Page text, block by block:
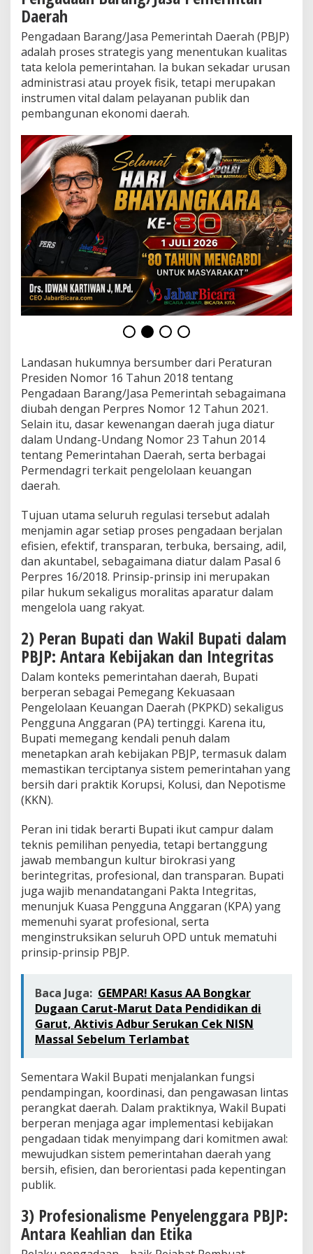
F
d
a
s
i
H
u
k
m
,
P
r
o
f
e
i
o
n
a
l
i
s
d
a
n
P
e
n
c
e
g
n
K
K
N
Daerah
Pengadaan Barang/Jasa Pemerintah Daerah (PBJP)
adalah proses strategis yang menentukan kualitas
tata kelola pemerintahan. Ia bukan sekadar urusan
administrasi atau proyek fisik, tetapi merupakan
instrumen vital dalam pelayanan publik dan
pembangunan ekonomi daerah.
Landasan hukumnya bersumber dari Peraturan
Presiden Nomor 16 Tahun 2018 tentang
Pengadaan Barang/Jasa Pemerintah sebagaimana
diubah dengan Perpres Nomor 12 Tahun 2021.
Selain itu, dasar kewenangan daerah juga diatur
dalam Undang-Undang Nomor 23 Tahun 2014
tentang Pemerintahan Daerah, serta berbagai
Permendagri terkait pengelolaan keuangan
daerah.
Tujuan utama seluruh regulasi tersebut adalah
menjamin agar setiap proses pengadaan berjalan
efisien, efektif, transparan, terbuka, bersaing, adil,
dan akuntabel, sebagaimana diatur dalam Pasal 6
Perpres 16/2018. Prinsip-prinsip ini merupakan
pilar hukum sekaligus moralitas aparatur dalam
mengelola uang rakyat.
2) Peran Bupati dan Wakil Bupati dalam
PBJP: Antara Kebijakan dan Integritas
Dalam konteks pemerintahan daerah, Bupati
berperan sebagai Pemegang Kekuasaan
Pengelolaan Keuangan Daerah (PKPKD) sekaligus
Pengguna Anggaran (PA) tertinggi. Karena itu,
Bupati memegang kendali penuh dalam
menetapkan arah kebijakan PBJP, termasuk dalam
memastikan terciptanya sistem pemerintahan yang
bersih dari praktik Korupsi, Kolusi, dan Nepotisme
(KKN).
Peran ini tidak berarti Bupati ikut campur dalam
teknis pemilihan penyedia, tetapi bertanggung
jawab membangun kultur birokrasi yang
berintegritas, profesional, dan transparan. Bupati
juga wajib menandatangani Pakta Integritas,
menunjuk Kuasa Pengguna Anggaran (KPA) yang
memenuhi syarat profesional, serta
menginstruksikan seluruh OPD untuk mematuhi
prinsip-prinsip PBJP.
Baca Juga: GEMPAR! Kasus AA Bongkar
Dugaan Carut-Marut Data Pendidikan di
Garut, Aktivis Adbur Serukan Cek NISN
Massal Sebelum Terlambat
Sementara Wakil Bupati menjalankan fungsi
pendampingan, koordinasi, dan pengawasan lintas
perangkat daerah. Dalam praktiknya, Wakil Bupati
berperan menjaga agar implementasi kebijakan
pengadaan tidak menyimpang dari komitmen awal:
mewujudkan sistem pemerintahan daerah yang
bersih, efisien, dan berorientasi pada kepentingan
publik.
3) Profesionalisme Penyelenggara PBJP:
Antara Keahlian dan Etika